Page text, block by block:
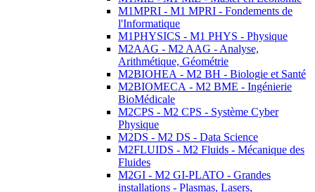
M1MPRI - M1 MPRI - Fondements de
l'Informatique
M1PHYSICS - M1 PHYS - Physique
M2AAG - M2 AAG - Analyse,
Arithmétique, Géométrie
M2BIOHEA - M2 BH - Biologie et Santé
M2BIOMECA - M2 BME - Ingénierie
BioMédicale
M2CPS - M2 CPS - Système Cyber
Physique
M2DS - M2 DS - Data Science
M2FLUIDS - M2 Fluids - Mécanique des
Fluides
M2GI - M2 GI-PLATO - Grandes
installations - Plasmas, Lasers,